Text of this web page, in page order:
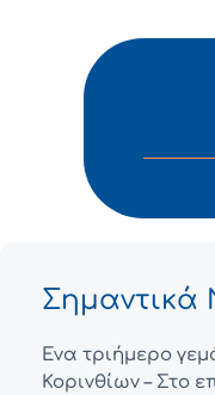
Σημαντικά
Ένα τριήμερο
Κορινθίων – Στο